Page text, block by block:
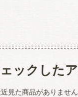
ックした
見た商品がありません